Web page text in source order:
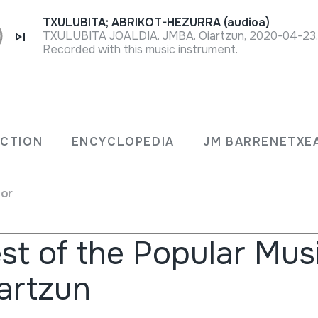
ENCYCLOPEDIA JM
TXULUBITA; ABRIKOT-HEZURRA (audioa)
TXULUBITA JOALDIA. JMBA. Oiartzun, 2020-04-23.
Recorded with this music instrument.
of the Popular